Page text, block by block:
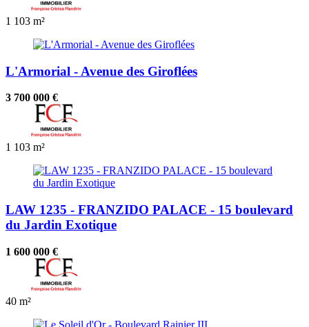
1 103 m²
L'Armorial - Avenue des Giroflées
3 700 000 €
1 103 m²
LAW 1235 - FRANZIDO PALACE - 15 boulevard
du Jardin Exotique
1 600 000 €
40 m²